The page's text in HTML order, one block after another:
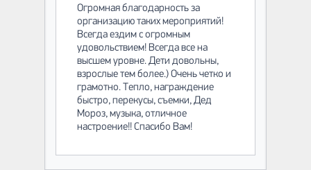
Огромная благодарность за
организацию таких мероприятий!
Всегда ездим с огромным
удовольствием! Всегда все на
высшем уровне. Дети довольны,
взрослые тем более.) Очень четко и
грамотно. Тепло, награждение
быстро, перекусы, съемки, Дед
Мороз, музыка, отличное
настроение!! Спасибо Вам!